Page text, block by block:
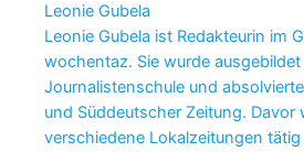
Leonie Gubela
Leonie Gubela ist Redakteurin im
wochentaz. Sie wurde
Journalistenschule und
und Süddeutscher Zeitung. Davor
verschiedene Lokalzeitungen